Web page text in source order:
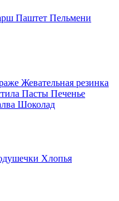
Паштет Пельмени
Жевательная резинка
Пасты Печенье
Шоколад
Хлопья